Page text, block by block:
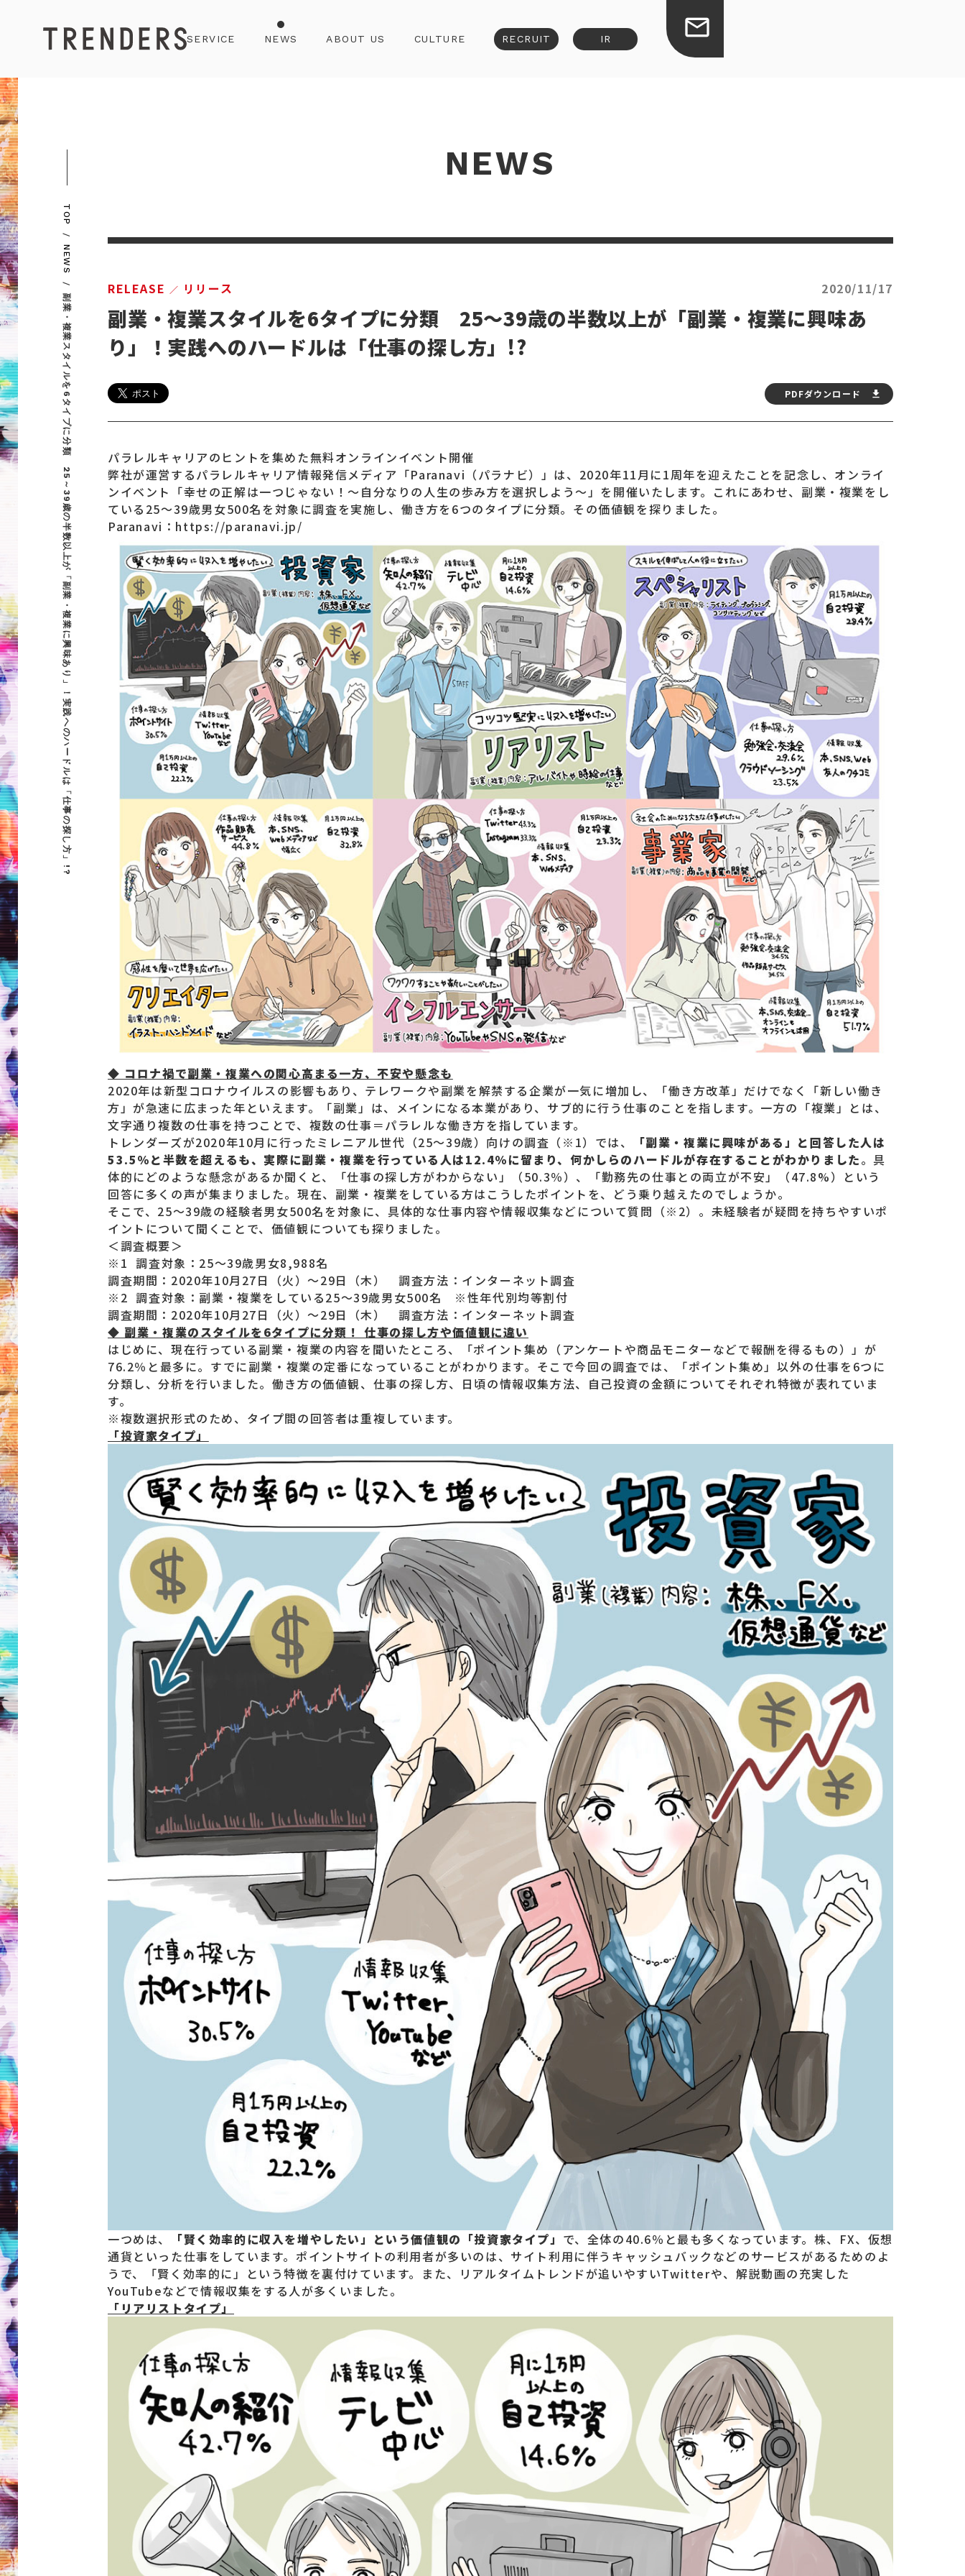
SERVICE NEWS ABOUT US CULTURE RECRUIT IR
TOP
NEWS
副業・複業スタイルを6タイプに分類 25～39歳の半数以上が「副業・複業に興味あり」！実践へのハードルは「仕事の探し方」!?
NEWS
RELEASE リリース 2020/11/17
副業・複業スタイルを6タイプに分類 25～39歳の半数以上が「副業・複業に興味あ
り」！実践へのハードルは「仕事の探し方」!?
PDFダウンロード
パラレルキャリアのヒントを集めた無料オンラインイベント開催
弊社が運営するパラレルキャリア情報発信メディア「Paranavi（パラナビ）」は、2020年11月に1周年を迎えたことを記念し、オンライ
ンイベント「幸せの正解は一つじゃない！～自分なりの人生の歩み方を選択しよう～」を開催いたします。これにあわせ、副業・複業をし
ている25～39歳男女500名を対象に調査を実施し、働き方を6つのタイプに分類。その価値観を探りました。
Paranavi：https://paranavi.jp/
◆ コロナ禍で副業・複業への関心高まる一方、不安や懸念も
2020年は新型コロナウイルスの影響もあり、テレワークや副業を解禁する企業が一気に増加し、「働き方改革」だけでなく「新しい働き
方」が急速に広まった年といえます。「副業」は、メインになる本業があり、サブ的に行う仕事のことを指します。一方の「複業」とは、
文字通り複数の仕事を持つことで、複数の仕事＝パラレルな働き方を指しています。
トレンダーズが2020年10月に行ったミレニアル世代（25～39歳）向けの調査（※1）では、
「副業・複業に興味がある」と回答した人は
53.5％と半数を超えるも、実際に副業・複業を行っている人は12.4％に留まり、何かしらのハードルが存在することがわかりました。具
体的にどのような懸念があるか聞くと、「仕事の探し方がわからない」（50.3％）、「勤務先の仕事との両立が不安」（47.8%）という
回答に多くの声が集まりました。現在、副業・複業をしている方はこうしたポイントを、どう乗り越えたのでしょうか。
そこで、25～39歳の経験者男女500名を対象に、具体的な仕事内容や情報収集などについて質問（※2）。未経験者が疑問を持ちやすいポ
イントについて聞くことで、価値観についても探りました。
＜調査概要＞
※1 調査対象：25～39歳男女8,988名
調査期間：2020年10月27日（火）〜29日（木） 調査方法：インターネット調査
※2 調査対象：副業・複業をしている25～39歳男女500名 ※性年代別均等割付
調査期間：2020年10月27日（火）〜29日（木） 調査方法：インターネット調査
◆ 副業・複業のスタイルを6タイプに分類！ 仕事の探し方や価値観に違い
はじめに、現在行っている副業・複業の内容を聞いたところ、「ポイント集め（アンケートや商品モニターなどで報酬を得るもの）」が
76.2％と最多に。すでに副業・複業の定番になっていることがわかります。そこで今回の調査では、「ポイント集め」以外の仕事を6つに
分類し、分析を行いました。働き方の価値観、仕事の探し方、日頃の情報収集方法、自己投資の金額についてそれぞれ特徴が表れていま
す。
※複数選択形式のため、タイプ間の回答者は重複しています。
「投資家タイプ」
一つめは、 「賢く効率的に収入を増やしたい」という価値観の「投資家タイプ」 で、全体の40.6％と最も多くなっています。株、FX、仮想
通貨といった仕事をしています。ポイントサイトの利用者が多いのは、サイト利用に伴うキャッシュバックなどのサービスがあるためのよ
うで、「賢く効率的に」という特徴を裏付けています。また、リアルタイムトレンドが追いやすいTwitterや、解説動画の充実した
YouTubeなどで情報収集をする人が多くいました。
「リアリストタイプ」